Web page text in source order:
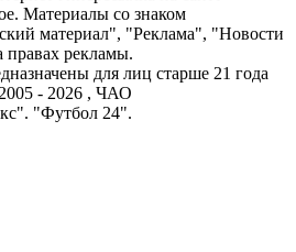
Материалы со знаком
материал", "Реклама", "Новости
рекламы.
для лиц старше 21 года
- 2026 , ЧАО
"Футбол 24".